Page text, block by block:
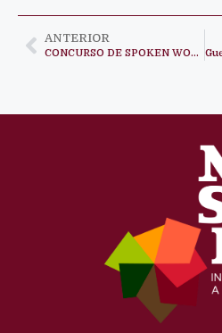
ANTERIOR
CONCURSO DE SPOKEN WORD